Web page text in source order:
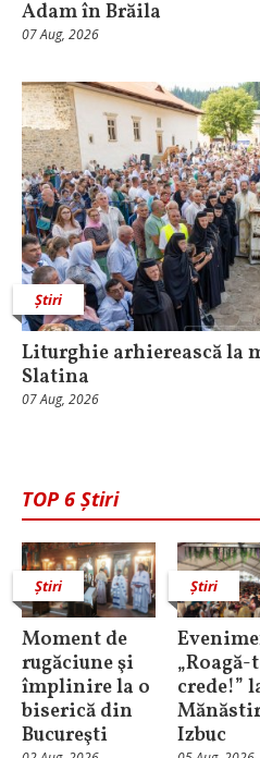
Adam în Brăila
07 Aug, 2026
Știri
Liturghie arhierească la
Slatina
07 Aug, 2026
TOP 6 Știri
Știri
Moment de
rugăciune şi
împlinire la o
biserică din
Bucureşti
Știri
„Roagă-
crede!”
Izbuc